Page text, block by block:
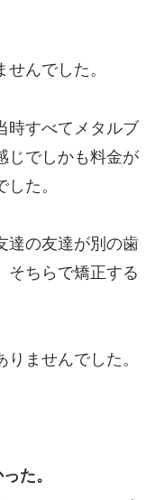
んでした。
時すべてメタルブ
じでしかも料金が
た。
達の友達が別の歯
そちらで矯正する
ませんでした。
た。